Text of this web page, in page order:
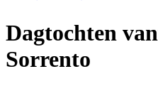
Dagtochten
Sorrento